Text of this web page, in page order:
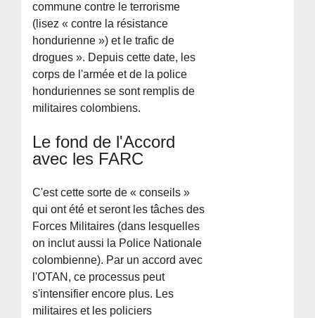
commune contre le terrorisme
(lisez « contre la résistance
hondurienne ») et le trafic de
drogues ». Depuis cette date, les
corps de l'armée et de la police
honduriennes se sont remplis de
militaires colombiens.
Le fond de l'Accord
avec les FARC
C'est cette sorte de « conseils »
qui ont été et seront les tâches des
Forces Militaires (dans lesquelles
on inclut aussi la Police Nationale
colombienne). Par un accord avec
l'OTAN, ce processus peut
s'intensifier encore plus. Les
militaires et les policiers